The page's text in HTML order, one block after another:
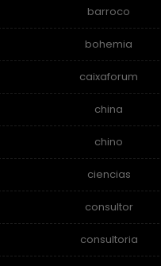
barroco
bohemia
caixaforum
china
chino
ciencias
consultor
consultoria